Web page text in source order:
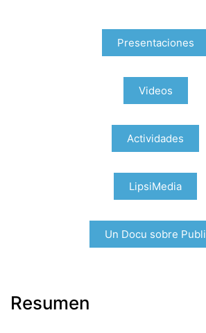
Presentaciones
Videos
Actividades
LipsiMedia
Un Docu sobre Publi
Resumen